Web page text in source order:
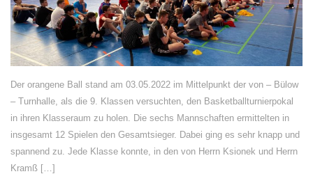
Der orangene Ball stand am 03.05.2022 im Mittelpunkt der von – Bülow
– Turnhalle, als die 9. Klassen versuchten, den Basketballturnierpokal
in ihren Klasseraum zu holen. Die sechs Mannschaften ermittelten in
insgesamt 12 Spielen den Gesamtsieger. Dabei ging es sehr knapp und
spannend zu. Jede Klasse konnte, in den von Herrn Ksionek und Herrn
Kramß […]